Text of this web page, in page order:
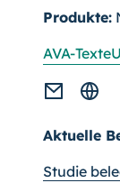
Produkte:
AVA-Texte
Aktuelle
Studie